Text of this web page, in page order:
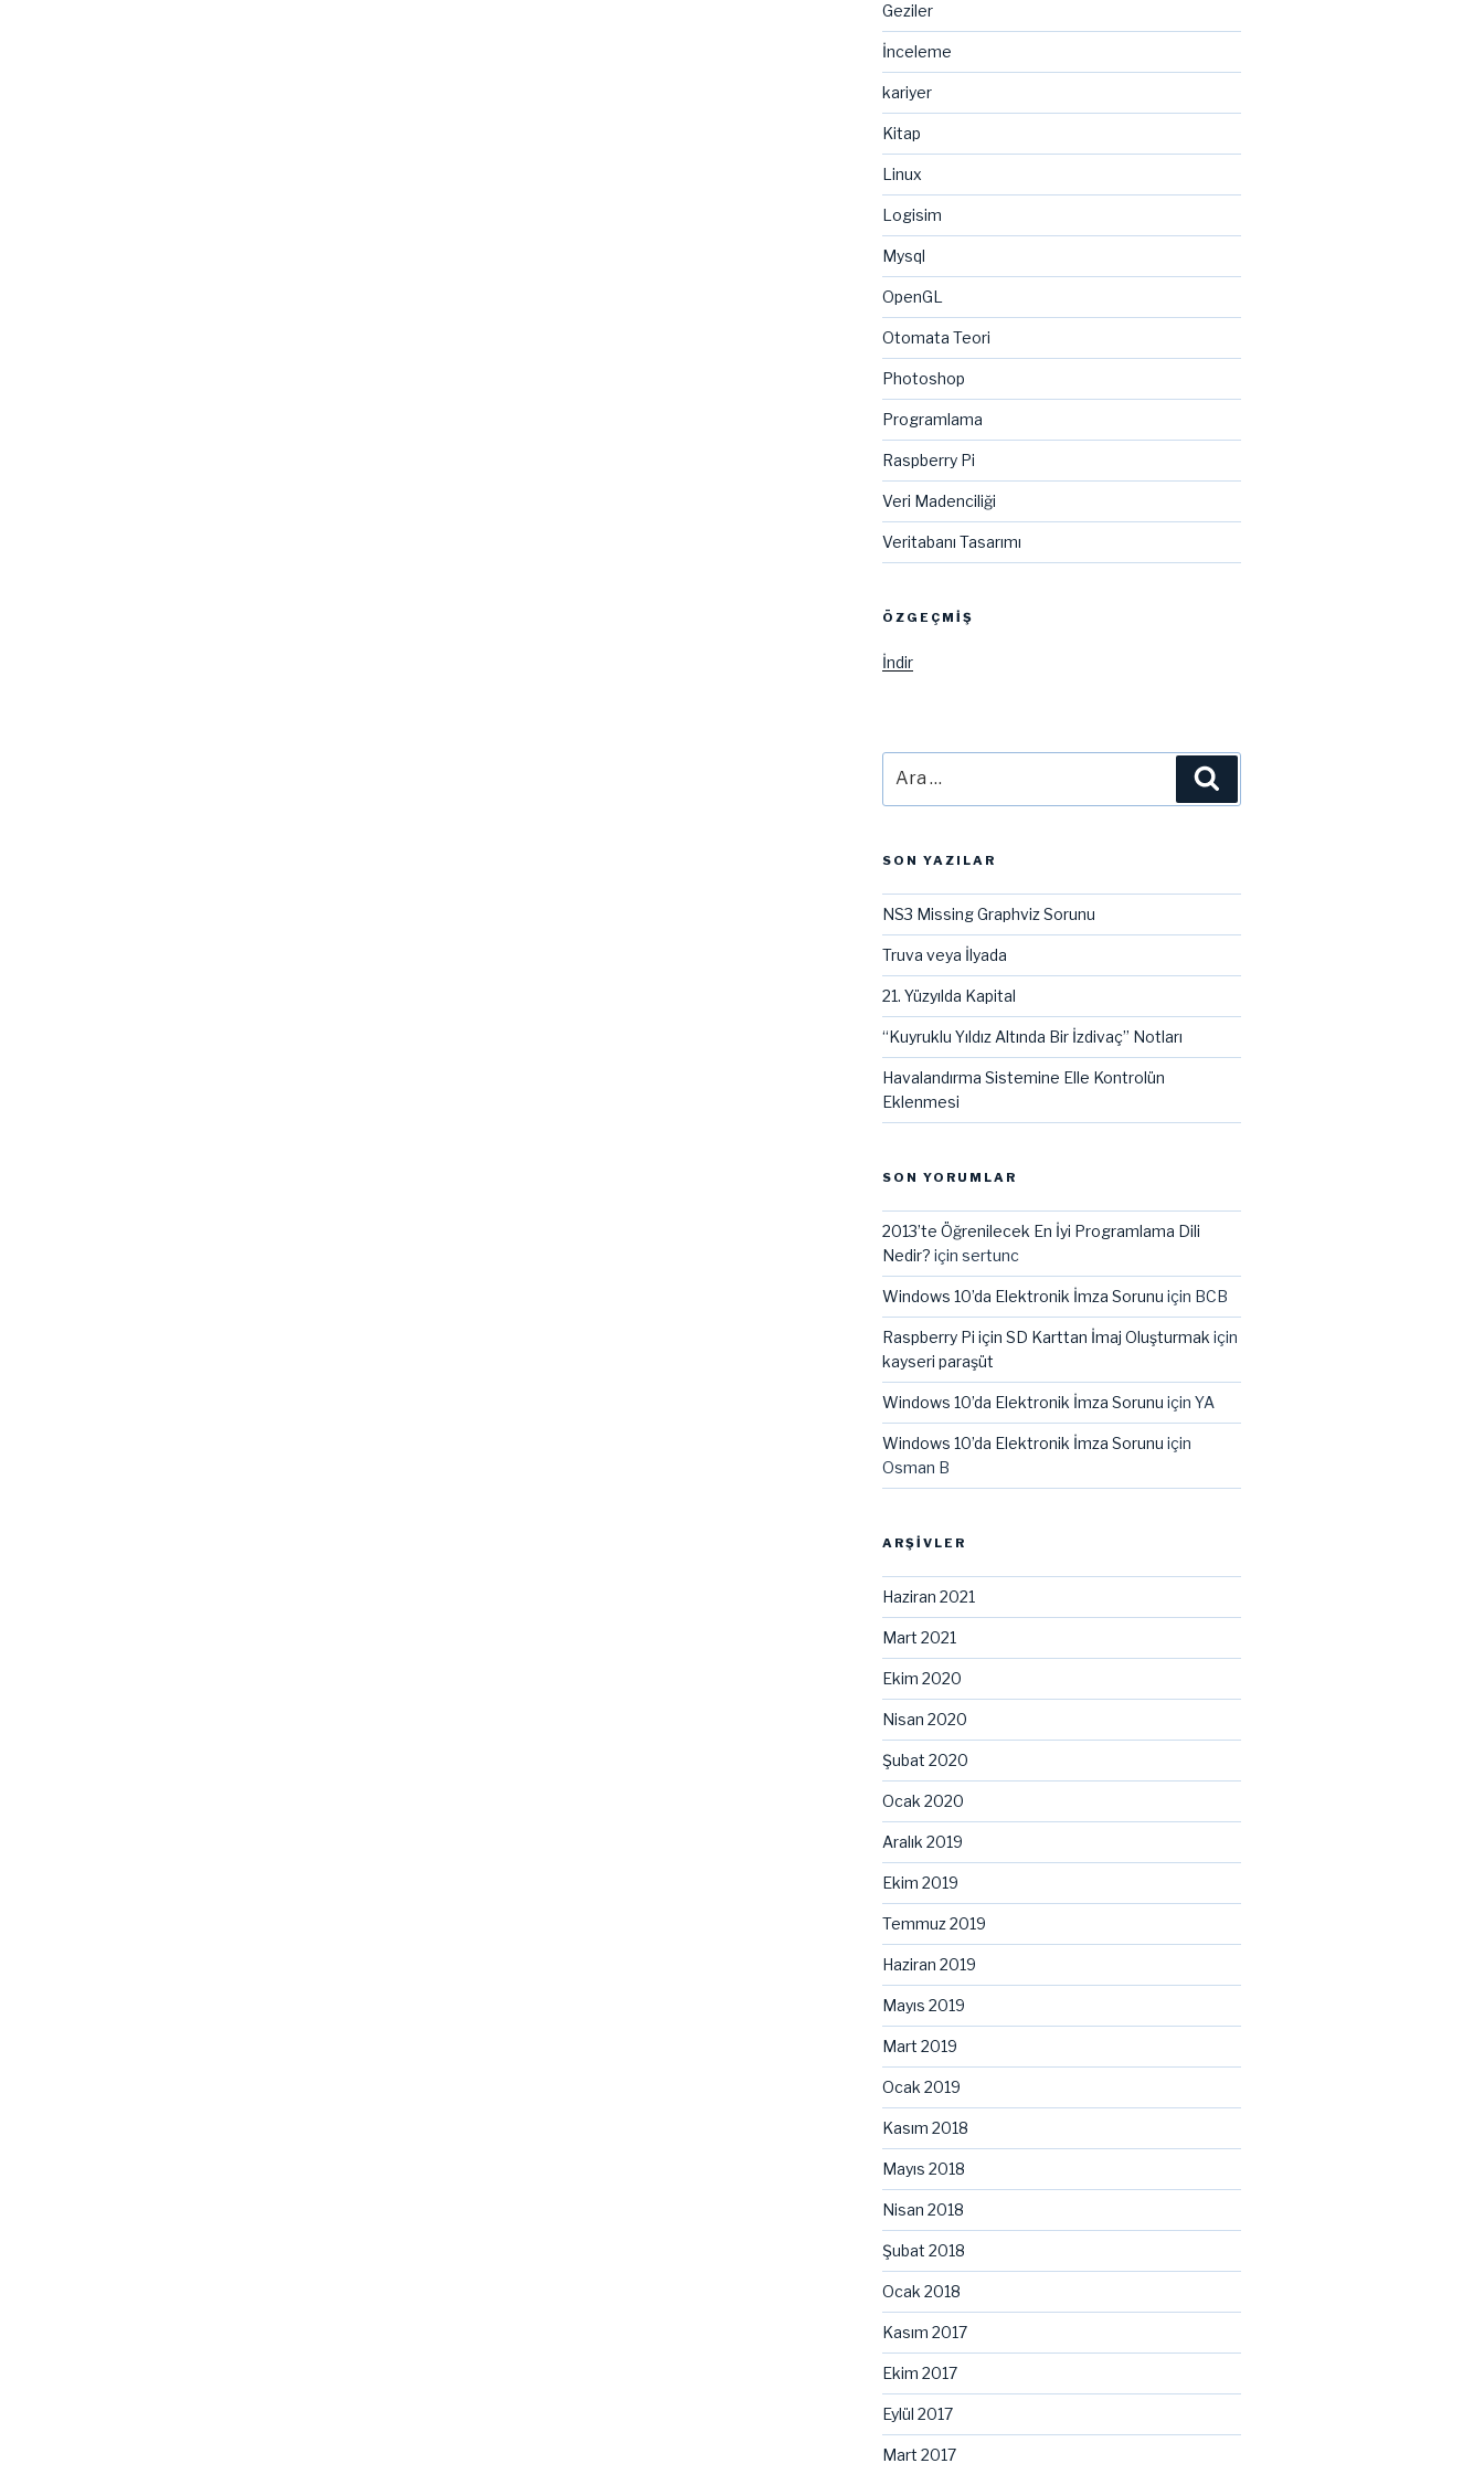
Geziler
İnceleme
kariyer
Kitap
Linux
Logisim
Mysql
OpenGL
Otomata Teori
Photoshop
Programlama
Raspberry Pi
Veri Madenciliği
Veritabanı Tasarımı
ÖZGEÇMIŞ
İndir
SON YAZILAR
NS3 Missing Graphviz Sorunu
Truva veya İlyada
21. Yüzyılda Kapital
“Kuyruklu Yıldız Altında Bir İzdivaç” Notları
Havalandırma Sistemine Elle Kontrolün
Eklenmesi
SON YORUMLAR
2013’te Öğrenilecek En İyi Programlama Dili
Nedir? için sertunc
Windows 10’da Elektronik İmza Sorunu için BCB
Raspberry Pi için SD Karttan İmaj Oluşturmak için
kayseri paraşüt
Windows 10’da Elektronik İmza Sorunu için YA
Windows 10’da Elektronik İmza Sorunu için
Osman B
ARŞIVLER
Haziran 2021
Mart 2021
Ekim 2020
Nisan 2020
Şubat 2020
Ocak 2020
Aralık 2019
Ekim 2019
Temmuz 2019
Haziran 2019
Mayıs 2019
Mart 2019
Ocak 2019
Kasım 2018
Mayıs 2018
Nisan 2018
Şubat 2018
Ocak 2018
Kasım 2017
Ekim 2017
Eylül 2017
Mart 2017